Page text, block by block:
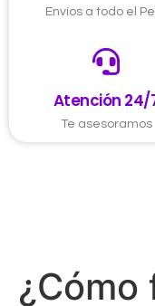
Envíos a todo el
Atención 24/
Te asesoramos
¿Cómo